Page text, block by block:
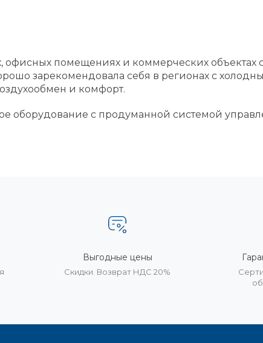
помещениях и коммерческих объектах
зарекомендовала себя в регионах с
и комфорт.
оборудование с продуманной системой
Выгодные цены
Скидки. Возврат НДС 20%